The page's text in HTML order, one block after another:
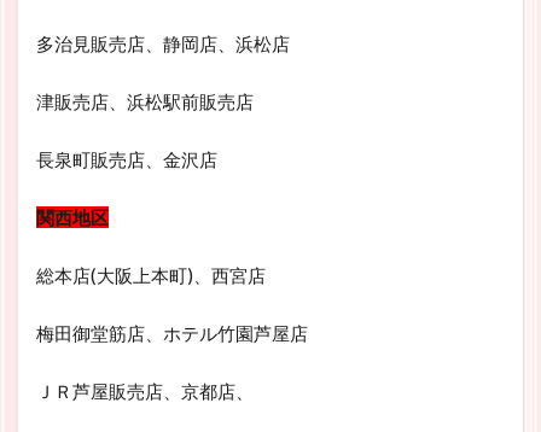
多治見販売店、静岡店、浜松店
津販売店、浜松駅前販売店
長泉町販売店、金沢店
関西地区
総本店(大阪上本町)、西宮店
梅田御堂筋店、ホテル竹園芦屋店
ＪＲ芦屋販売店、京都店、